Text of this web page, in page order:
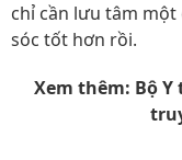
chỉ cần lưu tâm một
sóc tốt hơn rồi.
Xem thêm: Bộ